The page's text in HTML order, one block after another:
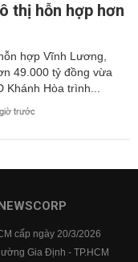
thị hỗn hợp hơn
hợp Vĩnh Lương,
49.000 tỷ đồng vừa
Khánh Hòa trình...
trước
cấp ngày 20/3/2026
Gia Định - TP.HCM